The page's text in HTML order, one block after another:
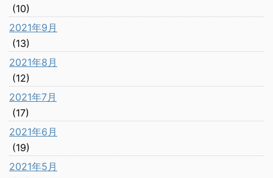
(10)
2021年9月
(13)
2021年8月
(12)
2021年7月
(17)
2021年6月
(19)
2021年5月